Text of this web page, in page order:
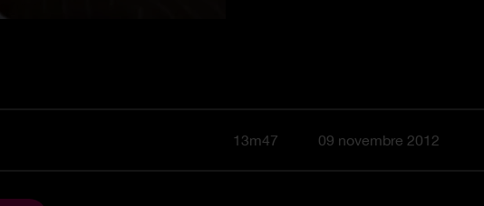
13m47 09 novembre 2012